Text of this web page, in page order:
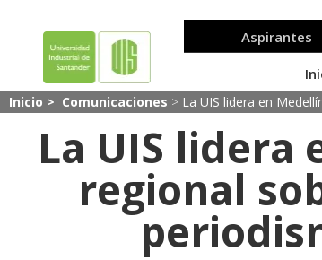
Inicio > Comunicaciones > La UIS lidera en
La UIS
regional